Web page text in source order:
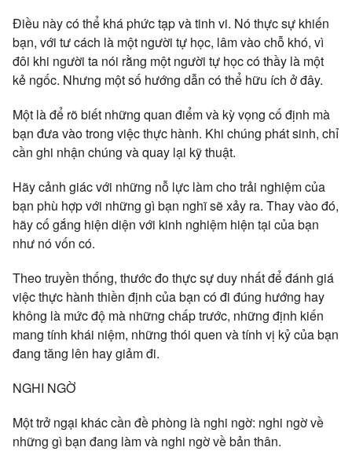
Điều này có thể khá phức tạp và tinh vi. Nó thực sự khiến
bạn, với tư cách là một người tự học, lâm vào chỗ khó, vì
đôi khi người ta nói rằng một người tự học có thầy là một
kẻ ngốc. Nhưng một số hướng dẫn có thể hữu ích ở đây.
Một là để rõ biết những quan điểm và kỳ vọng cố định mà
bạn đưa vào trong việc thực hành. Khi chúng phát sinh, chỉ
cần ghi nhận chúng và quay lại kỹ thuật.
Hãy cảnh giác với những nỗ lực làm cho trải nghiệm của
bạn phù hợp với những gì bạn nghĩ sẽ xảy ra. Thay vào đó,
hãy cố gắng hiện diện với kinh nghiệm hiện tại của bạn
như nó vốn có.
Theo truyền thống, thước đo thực sự duy nhất để đánh giá
việc thực hành thiền định của bạn có đi đúng hướng hay
không là mức độ mà những chấp trước, những định kiến
mang tính khái niệm, những thói quen và tính vị kỷ của bạn
đang tăng lên hay giảm đi.
NGHI NGỜ
Một trở ngại khác cần đề phòng là nghi ngờ: nghi ngờ về
những gì bạn đang làm và nghi ngờ về bản thân.